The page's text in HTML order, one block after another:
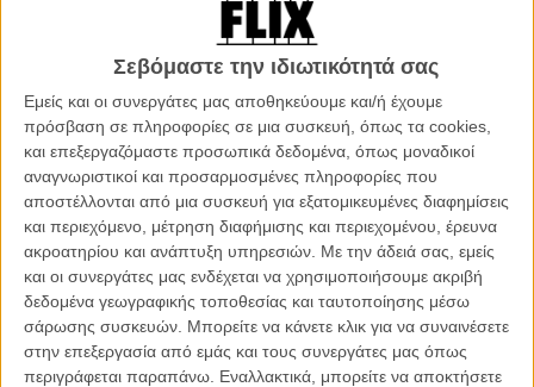
Σεβόμαστε την ιδιωτικότητά σας
Εμείς και οι συνεργάτες μας αποθηκεύουμε και/ή έχουμε
πρόσβαση σε πληροφορίες σε μια συσκευή, όπως τα cookies,
και επεξεργαζόμαστε προσωπικά δεδομένα, όπως μοναδικοί
αναγνωριστικοί και προσαρμοσμένες πληροφορίες που
αποστέλλονται από μια συσκευή για εξατομικευμένες διαφημίσεις
και περιεχόμενο, μέτρηση διαφήμισης και περιεχομένου, έρευνα
ακροατηρίου και ανάπτυξη υπηρεσιών. Με την άδειά σας, εμείς
και οι συνεργάτες μας ενδέχεται να χρησιμοποιήσουμε ακριβή
δεδομένα γεωγραφικής τοποθεσίας και ταυτοποίησης μέσω
σάρωσης συσκευών. Μπορείτε να κάνετε κλικ για να συναινέσετε
στην επεξεργασία από εμάς και τους συνεργάτες μας όπως
περιγράφεται παραπάνω. Εναλλακτικά, μπορείτε να αποκτήσετε
Με executive producer τον Μπεν Γουίτλι του«High-Rise»
παραγωγό την εταιρεία του Ελάιζα Γουντ, το «The Greasy
Strangler» του πρωτοεμφανιζόμενου Τζιμ Χόσκινγκ έκανε αίσθηση
(με κάθε σωστό και λάθος τρόπο) στα Φεστιβάλ του Σάντανς και
του SXSW, με την αλλόκοτη ιστορία ενός πατέρα και του γιου του,
οι οποίοι βρίσκονται αντιμέτωποι για τα μάτια μιας γυναίκας. Την
ίδια στιγμή που ο ανταγωνισμό τους κορυφώνεται, ένα γλοιώδης
μανιακός λυμαίνεται τους κακόφημους δρόμους του Λος Αντζελες,
δολοφονώντας αθώους και κερδίζοντας το παρατσούκλι ο
«Λιγδιάρης Στραγγαλιστής».